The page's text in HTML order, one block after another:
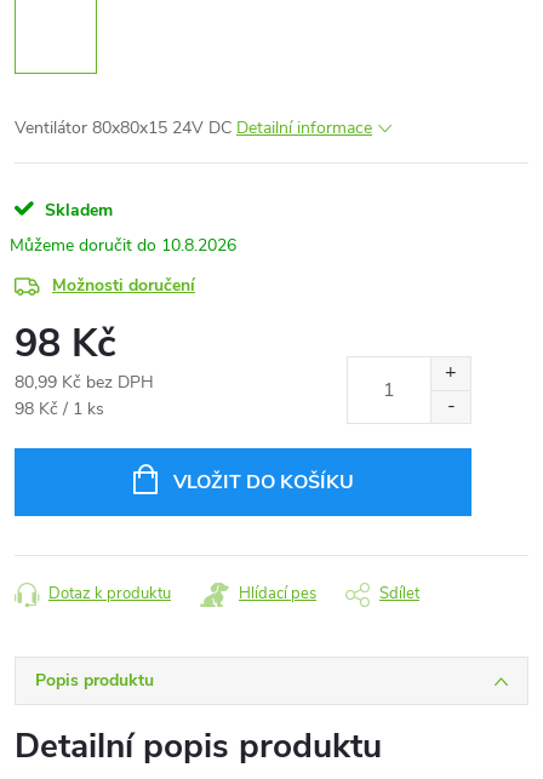
Ventilátor 80x80x15 24V DC Detailní informace
Skladem
10.8.2026
Možnosti doručení
98 Kč
80,99 Kč bez DPH
Měrná
98 Kč / 1 ks
VLOŽIT DO KOŠÍKU
Dotaz k produktu Hlídací pes Sdílet
Popis produktu
Detailní popis produktu